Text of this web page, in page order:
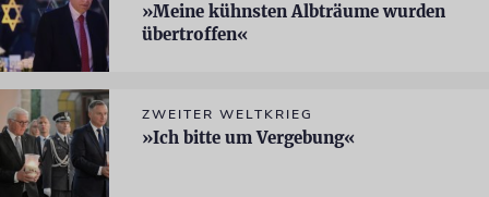
»Meine kühnsten Albträume wurden
übertroffen«
ZWEITER WELTKRIEG
»Ich bitte um Vergebung«